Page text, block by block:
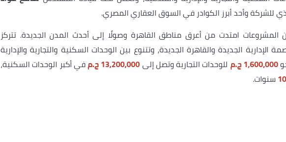
للشركة وأحد أبرز الكوادر في السوق العقاري المصري.
امتدت من أعرق مناطق القاهرة وصولًا إلى أحدث المدن الجديدة. تتركز
الإدارية الجديدة والقاهرة الجديدة، وتتنوع بين الوحدات السكنية والتجارية والإدارية
1,600,000 ج.م للوحدات التجارية وتصل إلى13,200,000 ج.م
في أكبر الوحدات السكنية،
10 سنوات.